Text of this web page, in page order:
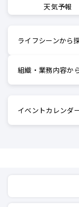
天気予報
ライフシーンから
組織・業務内容か
イベントカレンダ